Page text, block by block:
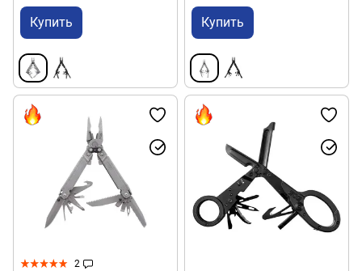
Купить Купить
2